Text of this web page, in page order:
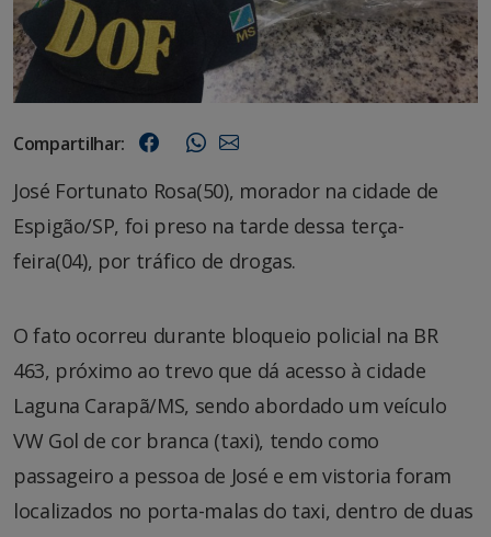
Compartilhar:
José Fortunato Rosa(50), morador na cidade de
Espigão/SP, foi preso na tarde dessa terça-
feira(04), por tráfico de drogas.
O fato ocorreu durante bloqueio policial na BR
463, próximo ao trevo que dá acesso à cidade
Laguna Carapã/MS, sendo abordado um veículo
VW Gol de cor branca (taxi), tendo como
passageiro a pessoa de José e em vistoria foram
localizados no porta-malas do taxi, dentro de duas